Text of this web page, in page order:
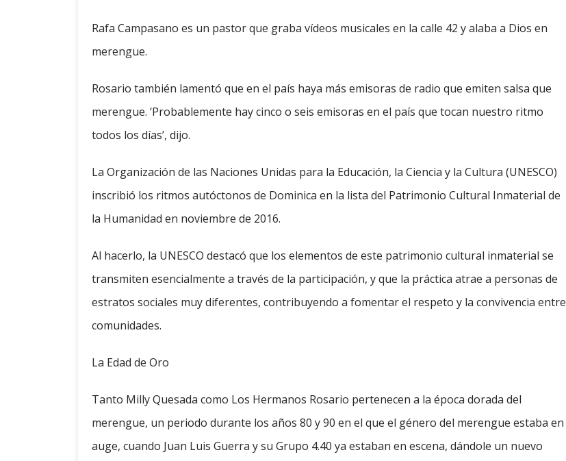
Rafa Campasano es un pastor que graba vídeos musicales en la calle 42 y alaba a Dios en
merengue.
Rosario también lamentó que en el país haya más emisoras de radio que emiten salsa que
merengue. ‘Probablemente hay cinco o seis emisoras en el país que tocan nuestro ritmo
todos los días’, dijo.
La Organización de las Naciones Unidas para la Educación, la Ciencia y la Cultura (UNESCO)
inscribió los ritmos autóctonos de Dominica en la lista del Patrimonio Cultural Inmaterial de
la Humanidad en noviembre de 2016.
Al hacerlo, la UNESCO destacó que los elementos de este patrimonio cultural inmaterial se
transmiten esencialmente a través de la participación, y que la práctica atrae a personas de
estratos sociales muy diferentes, contribuyendo a fomentar el respeto y la convivencia entre
comunidades.
La Edad de Oro
Tanto Milly Quesada como Los Hermanos Rosario pertenecen a la época dorada del
merengue, un periodo durante los años 80 y 90 en el que el género del merengue estaba en
auge, cuando Juan Luis Guerra y su Grupo 4.40 ya estaban en escena, dándole un nuevo